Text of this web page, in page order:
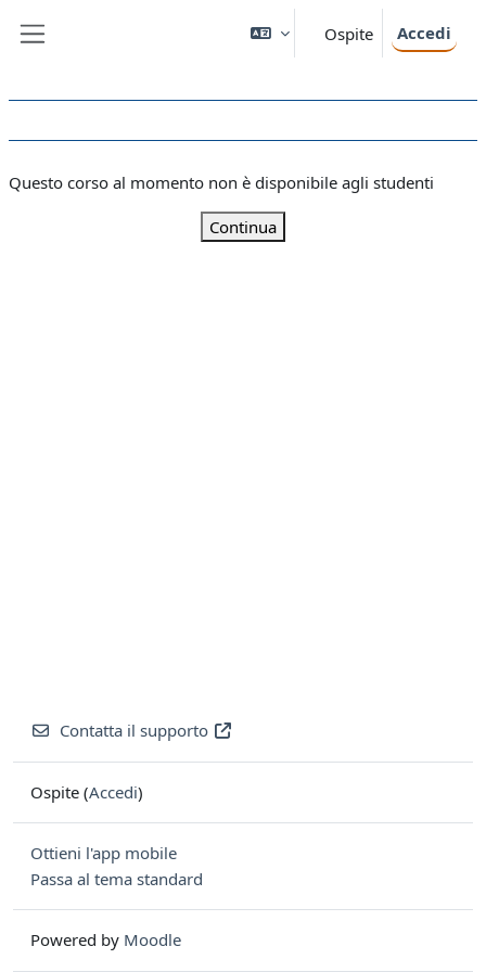
Ospite Accedi
Questo corso al momento non è disponibile agli studenti
Continua
Contatta il supporto
Ospite (Accedi)
Ottieni l'app mobile
Passa al tema standard
Powered by Moodle